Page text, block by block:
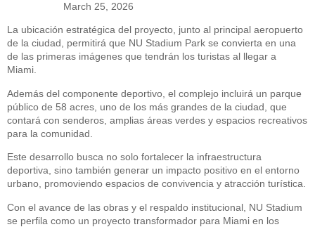
March 25, 2026
La ubicación estratégica del proyecto, junto al principal aeropuerto
de la ciudad, permitirá que NU Stadium Park se convierta en una
de las primeras imágenes que tendrán los turistas al llegar a
Miami.
Además del componente deportivo, el complejo incluirá un parque
público de 58 acres, uno de los más grandes de la ciudad, que
contará con senderos, amplias áreas verdes y espacios recreativos
para la comunidad.
Este desarrollo busca no solo fortalecer la infraestructura
deportiva, sino también generar un impacto positivo en el entorno
urbano, promoviendo espacios de convivencia y atracción turística.
Con el avance de las obras y el respaldo institucional, NU Stadium
se perfila como un proyecto transformador para Miami en los